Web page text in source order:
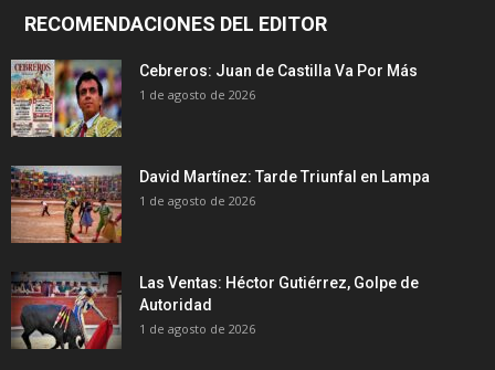
RECOMENDACIONES DEL EDITOR
Cebreros: Juan de Castilla Va Por Más
1 de agosto de 2026
David Martínez: Tarde Triunfal en Lampa
1 de agosto de 2026
Las Ventas: Héctor Gutiérrez, Golpe de
Autoridad
1 de agosto de 2026